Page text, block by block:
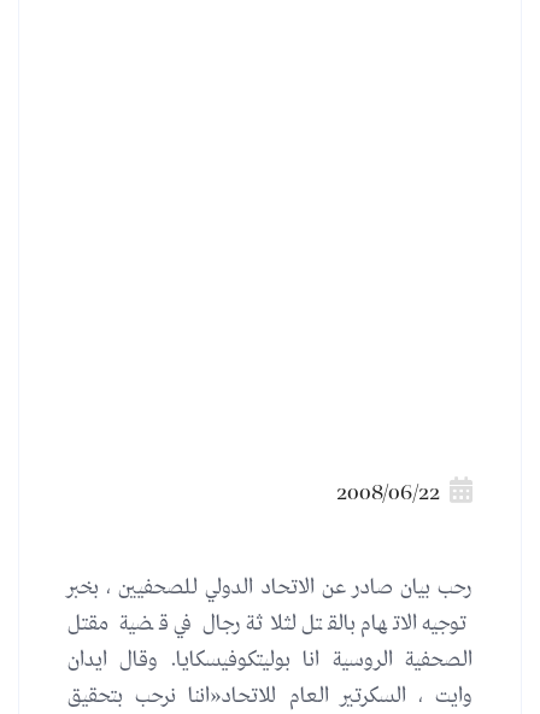
2008/06/22
رحب بيان صادر عن الاتحاد الدولي للصحفيين ، بخبر
توجيه الاتهام بالقتل لثلاثة رجال في قضية مقتل
الصحفية الروسية انا بوليتكوفيسكايا. وقال ايدان
وايت ، السكرتير العام للاتحاد«اننا نرحب بتحقيق